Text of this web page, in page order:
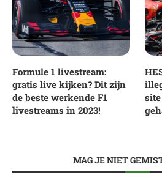
Formule 1 livestream:
gratis live kijken? Dit zijn
de beste werkende F1
livestreams in 2023!
MAG JE NIET